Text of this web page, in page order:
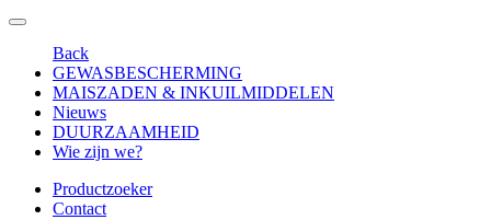
Back
GEWASBESCHERMING
MAISZADEN & INKUILMIDDELEN
Nieuws
DUURZAAMHEID
Wie zijn we?
Productzoeker
Contact